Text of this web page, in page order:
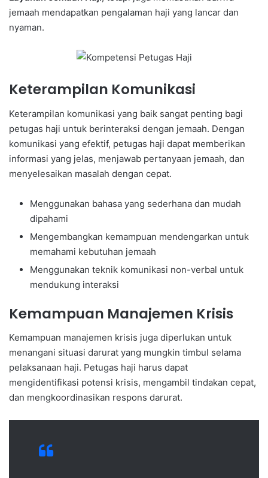
jemaah mendapatkan pengalaman haji yang lancar dan
nyaman.
Keterampilan Komunikasi
Keterampilan komunikasi yang baik sangat penting bagi
petugas haji untuk berinteraksi dengan jemaah. Dengan
komunikasi yang efektif, petugas haji dapat memberikan
informasi yang jelas, menjawab pertanyaan jemaah, dan
menyelesaikan masalah dengan cepat.
Menggunakan bahasa yang sederhana dan mudah
dipahami
Mengembangkan kemampuan mendengarkan untuk
memahami kebutuhan jemaah
Menggunakan teknik komunikasi non-verbal untuk
mendukung interaksi
Kemampuan Manajemen Krisis
Kemampuan manajemen krisis juga diperlukan untuk
menangani situasi darurat yang mungkin timbul selama
pelaksanaan haji. Petugas haji harus dapat
mengidentifikasi potensi krisis, mengambil tindakan cepat,
dan mengkoordinasikan respons darurat.